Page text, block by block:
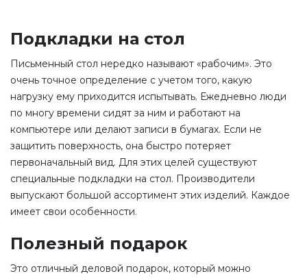
Подкладки на стол
Письменный стол нередко называют «рабочим». Это
очень точное определение с учетом того, какую
нагрузку ему приходится испытывать. Ежедневно люди
по многу времени сидят за ним и работают на
компьютере или делают записи в бумагах. Если не
защитить поверхность, она быстро потеряет
первоначальный вид. Для этих целей существуют
специальные подкладки на стол. Производители
выпускают большой ассортимент этих изделий. Каждое
имеет свои особенности.
Полезный подарок
Это отличный деловой подарок, который можно